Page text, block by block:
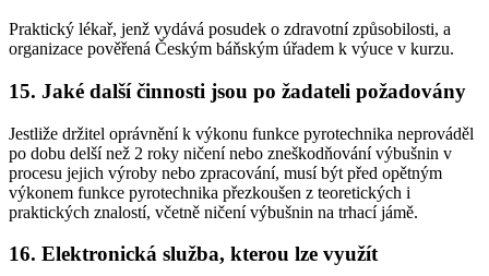
Praktický lékař, jenž vydává posudek o zdravotní způsobilosti, a
organizace pověřená Českým báňským úřadem k výuce v kurzu.
15. Jaké další činnosti jsou po žadateli požadovány
Jestliže držitel oprávnění k výkonu funkce pyrotechnika neprováděl
po dobu delší než 2 roky ničení nebo zneškodňování výbušnin v
procesu jejich výroby nebo zpracování, musí být před opětným
výkonem funkce pyrotechnika přezkoušen z teoretických i
praktických znalostí, včetně ničení výbušnin na trhací jámě.
16. Elektronická služba, kterou lze využít